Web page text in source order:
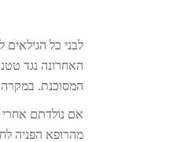
לבני כל
המסוכנת. במקרה
מהרופא הפניה